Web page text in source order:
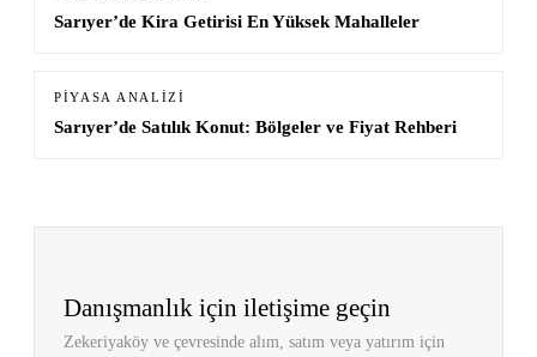
Sarıyer’de Kira Getirisi En Yüksek Mahalleler
PIYASA ANALIZI
Sarıyer’de Satılık Konut: Bölgeler ve Fiyat Rehberi
Danışmanlık için iletişime geçin
Zekeriyaköy ve çevresinde alım, satım veya yatırım için